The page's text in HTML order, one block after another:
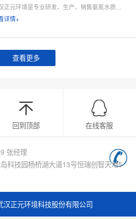
详情+
查看更多
回到顶部 在线客服
张经理
科技园杨桥湖大道13号恒瑞创智天地5
正元环境科技股份有限公司